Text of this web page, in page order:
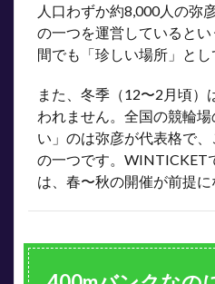
情報
8
まと
弥彦
は
「差
し
型・
捲り
型」
人口わずか約8,000人の弥
の一つを運営していると
間でも「珍しい場所」とし
また、冬季（12〜2月頃）
われません。全国の競輪
い」のは弥彦が代表格で
の一つです。WINTICKET
は、春〜秋の開催が前提に